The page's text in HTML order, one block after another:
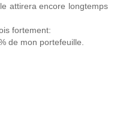
attirera encore longtemps
fortement:
de mon portefeuille.